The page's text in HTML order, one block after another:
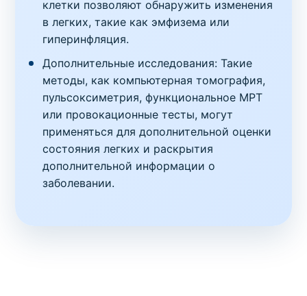
клетки позволяют обнаружить изменения
в легких, такие как эмфизема или
гиперинфляция.
Дополнительные исследования: Такие
методы, как компьютерная томография,
пульсоксиметрия, функциональное МРТ
или провокационные тесты, могут
применяться для дополнительной оценки
состояния легких и раскрытия
дополнительной информации о
заболевании.